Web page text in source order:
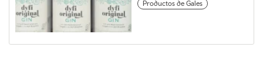
Productos de Gales